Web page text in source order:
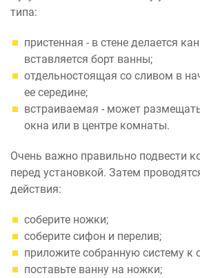
типа:
пристенная - в стене делается
вставляется борт ванны;
отдельностоящая со сливом в
ее середине;
встраиваемая - может
окна или в центре комнаты.
Очень важно правильно подвести
перед установкой. Затем
действия:
соберите ножки;
соберите сифон и перелив;
приложите собранную систему к
поставьте ванну на ножки;